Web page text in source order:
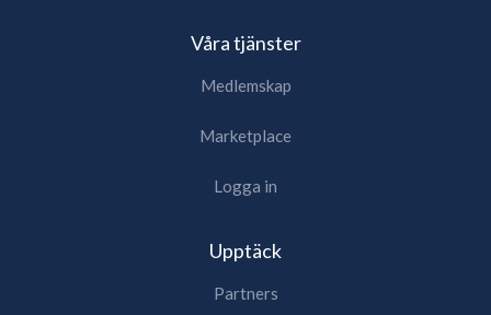
Våra tjänster
Medlemskap
Marketplace
Logga in
Upptäck
Partners